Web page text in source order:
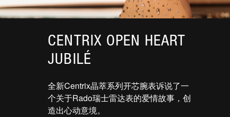
CENTRIX OPEN HEART
JUBILÉ
全新Centrix晶萃系列开芯腕表诉说了一
个关于Rado瑞士雷达表的爱情故事，创
造出心动意境。